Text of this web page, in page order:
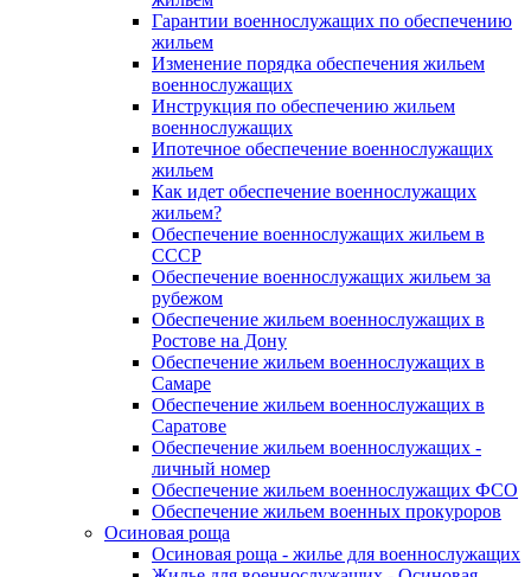
Гарантии военнослужащих по обеспечению
жильем
Изменение порядка обеспечения жильем
военнослужащих
Инструкция по обеспечению жильем
военнослужащих
Ипотечное обеспечение военнослужащих
жильем
Как идет обеспечение военнослужащих
жильем?
Обеспечение военнослужащих жильем в
СССР
Обеспечение военнослужащих жильем за
рубежом
Обеспечение жильем военнослужащих в
Ростове на Дону
Обеспечение жильем военнослужащих в
Самаре
Обеспечение жильем военнослужащих в
Саратове
Обеспечение жильем военнослужащих -
личный номер
Обеспечение жильем военнослужащих ФСО
Обеспечение жильем военных прокуроров
Осиновая роща
Осиновая роща - жилье для военнослужащих